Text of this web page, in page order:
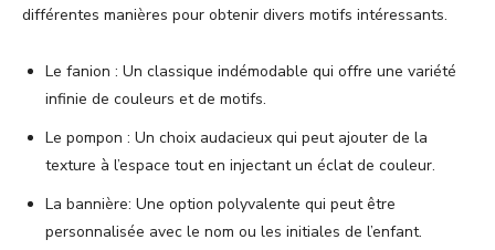
différentes manières pour obtenir divers motifs intéressants.
Le fanion : Un classique indémodable qui offre une variété
infinie de couleurs et de motifs.
Le pompon : Un choix audacieux qui peut ajouter de la
texture à l’espace tout en injectant un éclat de couleur.
La bannière: Une option polyvalente qui peut être
personnalisée avec le nom ou les initiales de l’enfant.